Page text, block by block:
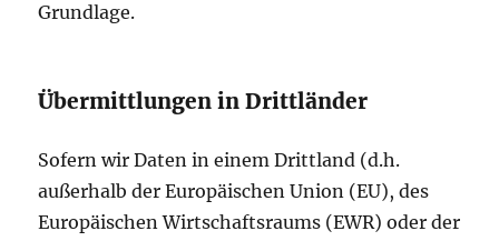
Grundlage.
Übermittlungen in Drittländer
Sofern wir Daten in einem Drittland (d.h.
außerhalb der Europäischen Union (EU), des
Europäischen Wirtschaftsraums (EWR) oder der